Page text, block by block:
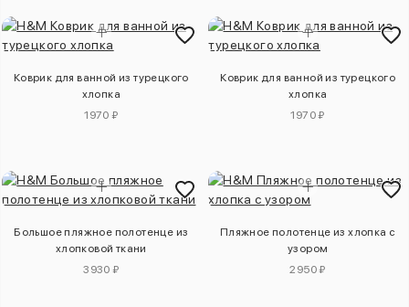
Коврик для ванной из турецкого
хлопка
1970 ₽
Коврик для ванной из турецкого
хлопка
1970 ₽
Большое пляжное полотенце из
хлопковой ткани
3930 ₽
Пляжное полотенце из хлопка с
узором
2950 ₽